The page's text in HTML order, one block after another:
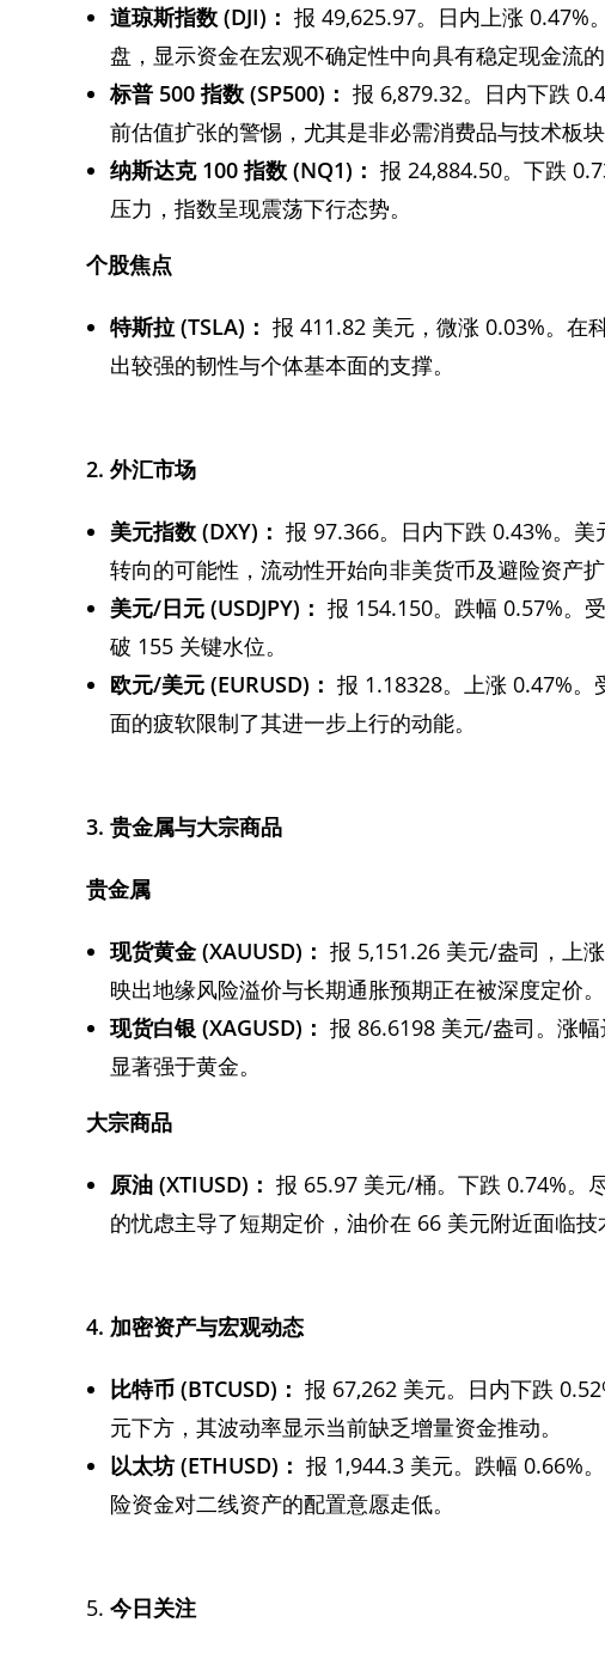
道琼斯指数 (DJI)： 报 49,625.97。日内上涨 0.47%
盘，显示资金在宏观不确定性中向具有稳定现金流
标普 500 指数 (SP500)： 报 6,879.32。日内下跌
前估值扩张的警惕，尤其是非必需消费品与技术板块
纳斯达克 100 指数 (NQ1)： 报 24,884.50。下跌
压力，指数呈现震荡下行态势。
个股焦点
特斯拉 (TSLA)： 报 411.82 美元，微涨 0.03%。在
出较强的韧性与个体基本面的支撑。
2. 外汇市场
美元指数 (DXY)： 报 97.366。日内下跌 0.43%。
转向的可能性，流动性开始向非美货币及避险资产扩
美元/日元 (USDJPY)： 报 154.150。跌幅 0.57%。
破 155 关键水位。
欧元/美元 (EURUSD)： 报 1.18328。上涨 0.47%
面的疲软限制了其进一步上行的动能。
3. 贵金属与大宗商品
贵金属
现货黄金 (XAUUSD)： 报 5,151.26 美元/盎司，上
映出地缘风险溢价与长期通胀预期正在被深度定价。
现货白银 (XAGUSD)： 报 86.6198 美元/盎司。涨
显著强于黄金。
大宗商品
原油 (XTIUSD)： 报 65.97 美元/桶。下跌 0.74%。
的忧虑主导了短期定价，油价在 66 美元附近面临技
4. 加密资产与宏观动态
比特币 (BTCUSD)： 报 67,262 美元。日内下跌
元下方，其波动率显示当前缺乏增量资金推动。
以太坊 (ETHUSD)： 报 1,944.3 美元。跌幅 0.66%
险资金对二线资产的配置意愿走低。
5. 今日关注